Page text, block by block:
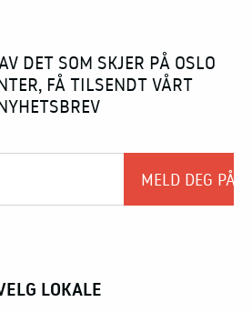
DET SOM SKJER PÅ OSLO
FÅ TILSENDT VÅRT
LOKALE